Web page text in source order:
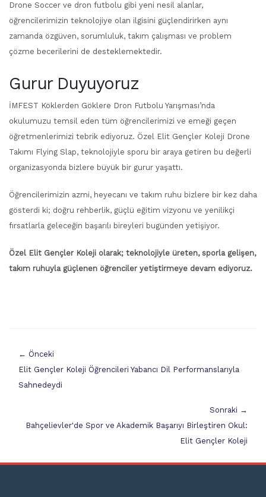
Drone Soccer ve dron futbolu gibi yeni nesil alanlar,
öğrencilerimizin teknolojiye olan ilgisini güçlendirirken aynı
zamanda özgüven, sorumluluk, takım çalışması ve problem
çözme becerilerini de desteklemektedir.
Gurur Duyuyoruz
İMFEST Köklerden Göklere Dron Futbolu Yarışması’nda
okulumuzu temsil eden tüm öğrencilerimizi ve emeği geçen
öğretmenlerimizi tebrik ediyoruz. Özel Elit Gençler Koleji Drone
Takımı Flying Slap, teknolojiyle sporu bir araya getiren bu değerli
organizasyonda bizlere büyük bir gurur yaşattı.
Öğrencilerimizin azmi, heyecanı ve takım ruhu bizlere bir kez daha
gösterdi ki; doğru rehberlik, güçlü eğitim vizyonu ve yenilikçi
fırsatlarla geleceğin başarılı bireyleri bugünden yetişiyor.
Özel Elit Gençler Koleji olarak; teknolojiyle üreten, sporla gelişen,
takım ruhuyla güçlenen öğrenciler yetiştirmeye devam ediyoruz.
← Önceki
Elit Gençler Koleji Öğrencileri Yabancı Dil Performanslarıyla
Sahnedeydi
Sonraki →
Bahçelievler'de Spor ve Akademik Başarıyı Birleştiren Okul:
Elit Gençler Koleji